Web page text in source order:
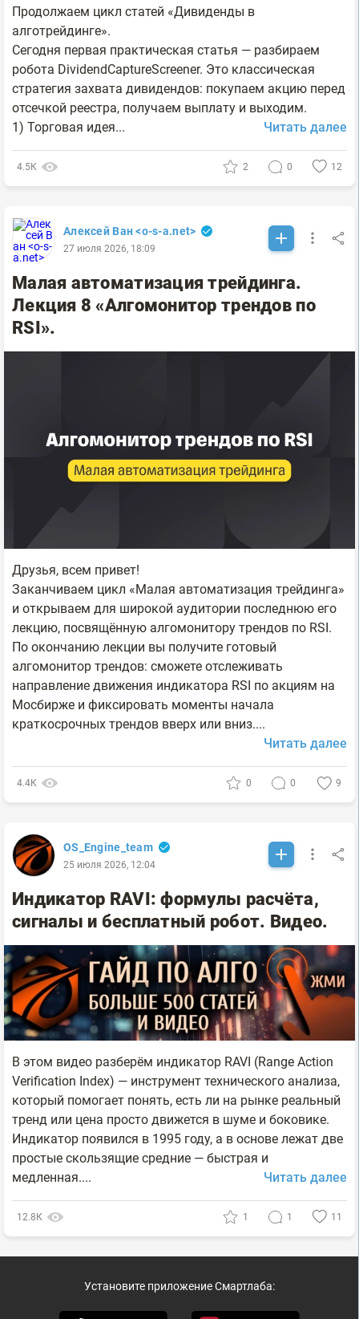
Продолжаем цикл статей «Дивиденды в
алготрейдинге».
Сегодня первая практическая статья — разбираем
робота DividendCaptureScreener. Это классическая
стратегия захвата дивидендов: покупаем акцию перед
отсечкой реестра, получаем выплату и выходим.
1) Торговая идея...
Читать далее
4.5К 2 0 12
Алексей Ван <o-s-a.net>
27 июля 2026, 18:09
Малая автоматизация трейдинга.
Лекция 8 «Алгомонитор трендов по
RSI».
Друзья, всем привет!
Заканчиваем цикл «Малая автоматизация трейдинга»
и открываем для широкой аудитории последнюю его
лекцию, посвящённую алгомонитору трендов по RSI.
По окончанию лекции вы получите готовый
алгомонитор трендов: сможете отслеживать
направление движения индикатора RSI по акциям на
Мосбирже и фиксировать моменты начала
краткосрочных трендов вверх или вниз....
Читать далее
4.4К 0 0 9
OS_Engine_team
25 июля 2026, 12:04
Индикатор RAVI: формулы расчёта,
сигналы и бесплатный робот. Видео.
В этом видео разберём индикатор RAVI (Range Action
Verification Index) — инструмент технического анализа,
который помогает понять, есть ли на рынке реальный
тренд или цена просто движется в шуме и боковике.
Индикатор появился в 1995 году, а в основе лежат две
простые скользящие средние — быстрая и
медленная....
Читать далее
12.8К 1 1 11
Установите приложение Смартлаба: